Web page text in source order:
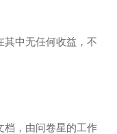
其中无任何收益，不
档，由问卷星的工作